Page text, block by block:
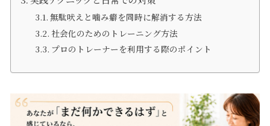
無駄吠えと噛み癖を同時に解消する方法
社会化のためのトレーニング方法
プロのトレーナーを利用する際のポイント